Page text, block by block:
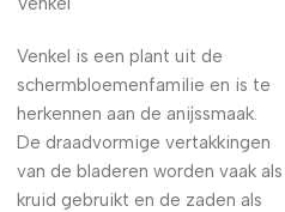
Venkel is een plant uit de
schermbloemenfamilie en is te
herkennen aan de anijssmaak.
De draadvormige vertakkingen
van de bladeren worden vaak als
kruid gebruikt en de zaden als